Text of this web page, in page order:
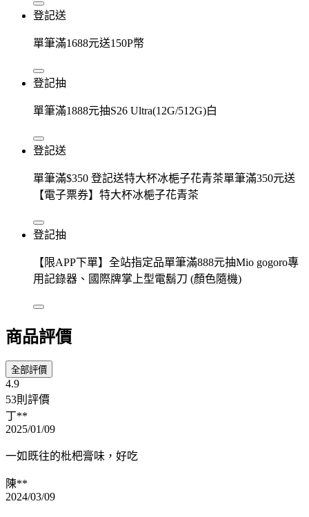
登記送
單筆滿1688元送150P幣
登記抽
單筆滿1888元抽S26 Ultra(12G/512G)白
登記送
單筆滿$350 登記送特大杯冰梔子花青茶單筆滿350元送
【電子票券】特大杯冰梔子花青茶
登記抽
【限APP下單】全站指定品單筆滿888元抽Mio gogoro專
用記錄器、國際牌掌上型電鬍刀 (顏色隨機)
商品評價
全部評價
4.9
53則評價
丁**
2025/01/09
一如既往的枇杷膏味，好吃
陳**
2024/03/09